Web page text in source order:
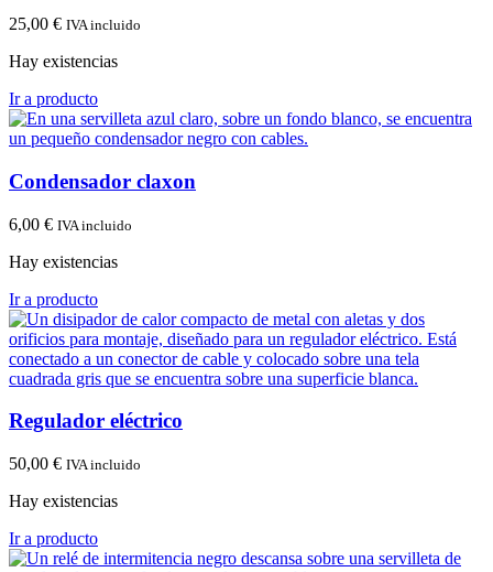
25,00 € IVA incluido
Hay existencias
Ir a producto
Condensador claxon
6,00 € IVA incluido
Hay existencias
Ir a producto
Regulador eléctrico
50,00 € IVA incluido
Hay existencias
Ir a producto